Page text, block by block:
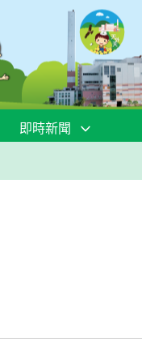
即時新聞